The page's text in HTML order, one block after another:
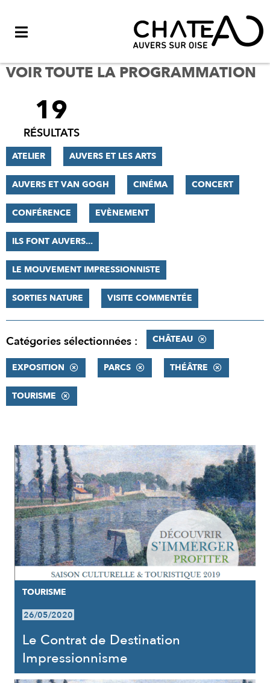
VOIR TOUTE LA PROGRAMMATION
FILTRER
RÉSULTATS
19
RÉSULTATS
ATELIER AUVERS ET LES ARTS
AUVERS ET VAN GOGH CINÉMA CONCERT
CONFÉRENCE EVÈNEMENT
ILS FONT AUVERS...
LE MOUVEMENT IMPRESSIONNISTE
SORTIES NATURE VISITE COMMENTÉE
Catégories sélectionnées : CHÂTEAU
EXPOSITION PARCS THÉÂTRE
TOURISME
RÉSULTATS
TOURISME
26/05/2020
Le Contrat de Destination
Impressionnisme